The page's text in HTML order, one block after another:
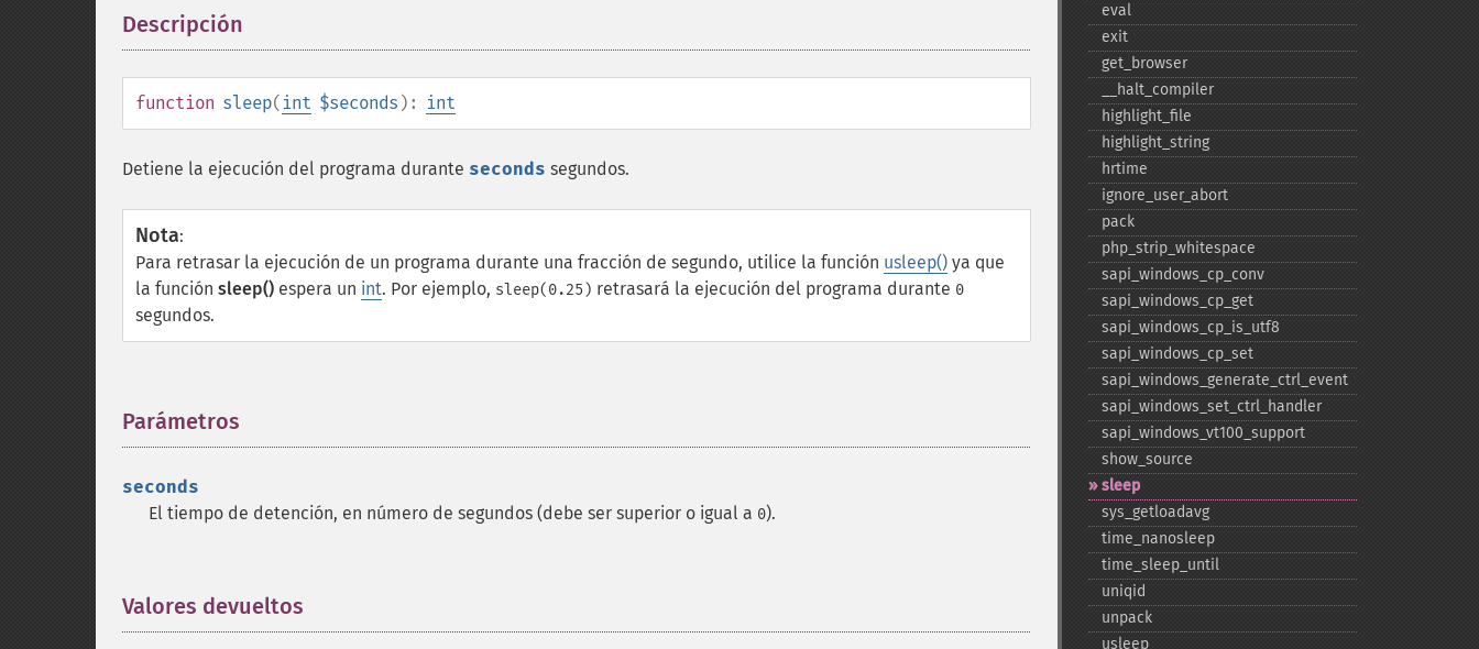
Descripción
function sleep( int $seconds ): int
Detiene la ejecución del programa durante seconds segundos.
Nota:
Para retrasar la ejecución de un programa durante una fracción de segundo, utilice la función usleep() ya que
la función sleep() espera un int. Por ejemplo, sleep(0.25) retrasará la ejecución del programa durante 0
segundos.
Parámetros
seconds
El tiempo de detención, en número de segundos (debe ser superior o igual a 0).
Valores devueltos
eval
exit
get_​browser
_​_​halt_​compiler
highlight_​file
highlight_​string
hrtime
ignore_​user_​abort
pack
php_​strip_​whitespace
sapi_​windows_​cp_​conv
sapi_​windows_​cp_​get
sapi_​windows_​cp_​is_​utf8
sapi_​windows_​cp_​set
sapi_​windows_​generate_​ctrl_​event
sapi_​windows_​set_​ctrl_​handler
sapi_​windows_​vt100_​support
show_​source
sleep
sys_​getloadavg
time_​nanosleep
time_​sleep_​until
uniqid
unpack
usleep